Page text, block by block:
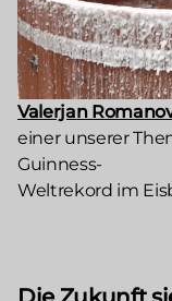
Valerjan
einer unserer
Guinness-
Weltrekord im